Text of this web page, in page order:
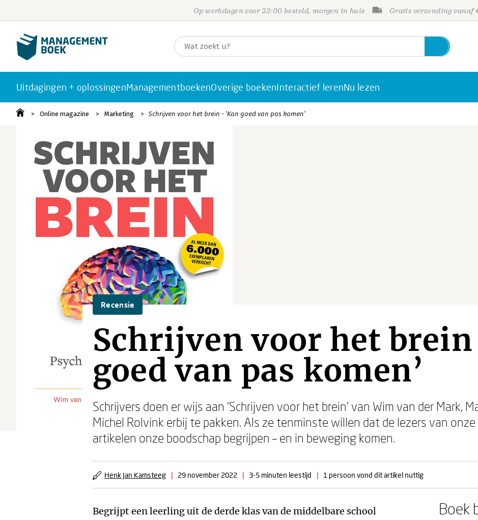
Op werkdagen voor 23:00 besteld, morgen in huis Gratis verzending vanaf
Uitdagingen + oplossingenManagementboekenOverige boekenInteractief lerenNu lezen
Online magazine Marketing Schrijven voor het brein - ‘Kan goed van pas komen’
Recensie
Schrijven voor het brein
goed van pas komen’
Schrijvers doen er wijs aan ‘Schrijven voor het brein’ van Wim van der Mark,
Michel Rolvink erbij te pakken. Als ze tenminste willen dat de lezers van
artikelen onze boodschap begrijpen – en in beweging komen.
Henk Jan Kamsteeg | 29 november 2022 | 3-5 minuten leestijd | 1 persoon vond dit artikel nuttig
Begrijpt een leerling uit de derde klas van de middelbare school
Boek